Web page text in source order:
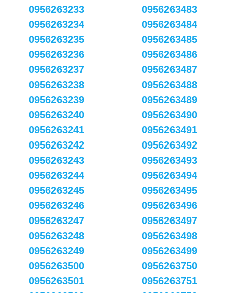
0956263233
0956263234
0956263235
0956263236
0956263237
0956263238
0956263239
0956263240
0956263241
0956263242
0956263243
0956263244
0956263245
0956263246
0956263247
0956263248
0956263249
0956263483
0956263484
0956263485
0956263486
0956263487
0956263488
0956263489
0956263490
0956263491
0956263492
0956263493
0956263494
0956263495
0956263496
0956263497
0956263498
0956263499
0956263500
0956263501
0956263750
0956263751